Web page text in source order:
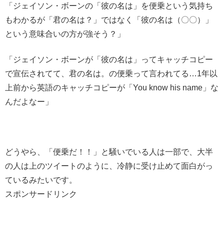
「ジェイソン・ボーンの「彼の名は」を便乗という気持ち
もわかるが「君の名は？」ではなく「彼の名は（〇〇）」
という意味合いの方が強そう？」
「ジェイソン・ボーンが「彼の名は」ってキャッチコピー
で宣伝されてて、君の名は。の便乗って言われてる…1年以
上前から英語のキャッチコピーが「You know his name」な
んだよなー」
どうやら、「便乗だ！！」と騒いでいる人は一部で、大半
の人は上のツイートのように、冷静に受け止めて面白がっ
ているみたいです。
スポンサードリンク